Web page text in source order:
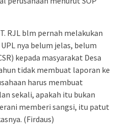
RJL blm pernah melakukan
nya belum jelas, belum
kepada masyarakat Desa
tidak membuat laporan ke
harus membuat
sekali, apakah itu bukan
memberi sangsi, itu patut
(Firdaus)